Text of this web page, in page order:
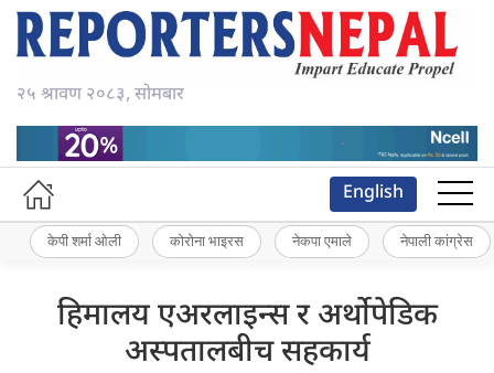
२५ श्रावण २०८३, सोमबार
English
केपी शर्मा ओली कोरोना भाइरस नेकपा एमाले नेपाली कांग्रेस
हिमालय एअरलाइन्स र अर्थोपेडिक
अस्पतालबीच सहकार्य